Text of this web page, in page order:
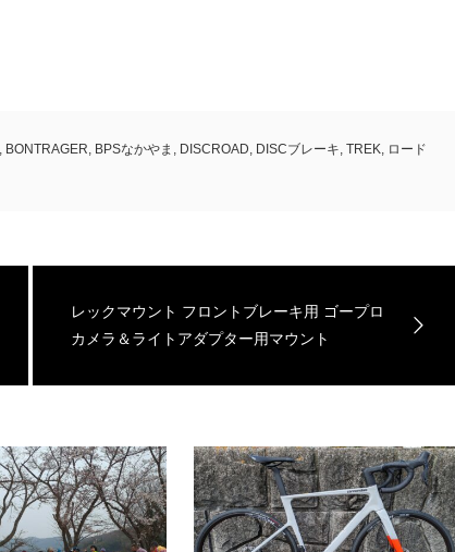
BONTRAGER BPSなかやま DISCROAD DISCブレーキ TREK
ロード
レックマウント フロントブレーキ用 ゴープロ
カメラ＆ライトアダプター用マウント